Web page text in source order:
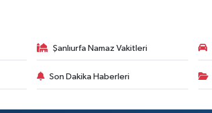
Şanlıurfa Namaz Vakitleri
Son Dakika Haberleri